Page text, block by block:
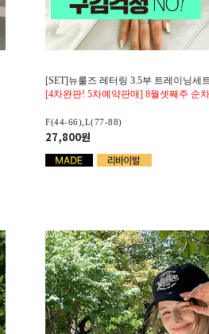
[SET]뉴룰즈 레터링 3.5부 트레이닝세
[4차완판! 5차예약판매] 8월셋째주 순
F(44-66),L(77-88)
27,800원